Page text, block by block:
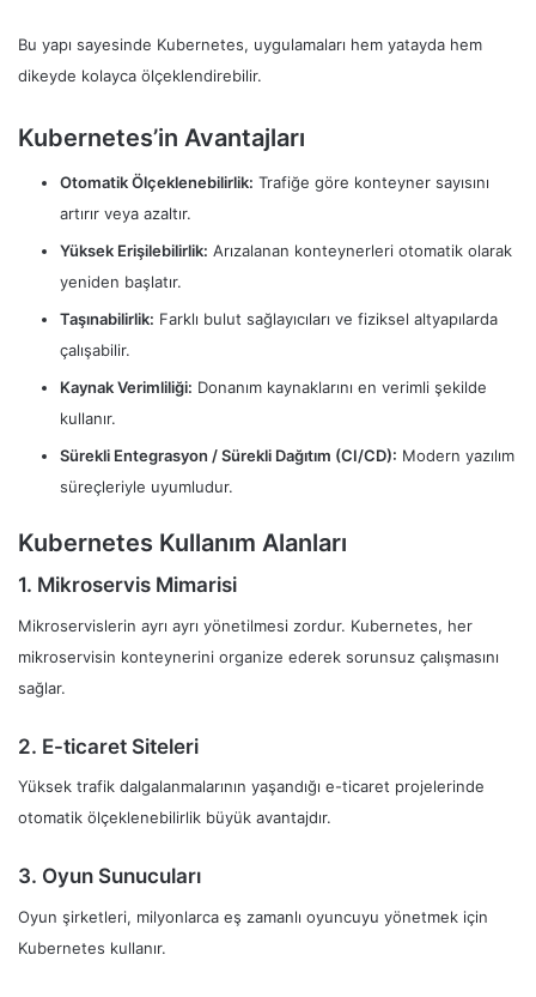
Bu yapı sayesinde Kubernetes, uygulamaları hem yatayda hem
dikeyde kolayca ölçeklendirebilir.
Kubernetes’in Avantajları
Otomatik Ölçeklenebilirlik: Trafiğe göre konteyner sayısını
artırır veya azaltır.
Yüksek Erişilebilirlik: Arızalanan konteynerleri otomatik olarak
yeniden başlatır.
Taşınabilirlik: Farklı bulut sağlayıcıları ve fiziksel altyapılarda
çalışabilir.
Kaynak Verimliliği: Donanım kaynaklarını en verimli şekilde
kullanır.
Sürekli Entegrasyon / Sürekli Dağıtım (CI/CD): Modern yazılım
süreçleriyle uyumludur.
Kubernetes Kullanım Alanları
1. Mikroservis Mimarisi
Mikroservislerin ayrı ayrı yönetilmesi zordur. Kubernetes, her
mikroservisin konteynerini organize ederek sorunsuz çalışmasını
sağlar.
2. E-ticaret Siteleri
Yüksek trafik dalgalanmalarının yaşandığı e-ticaret projelerinde
otomatik ölçeklenebilirlik büyük avantajdır.
3. Oyun Sunucuları
Oyun şirketleri, milyonlarca eş zamanlı oyuncuyu yönetmek için
Kubernetes kullanır.